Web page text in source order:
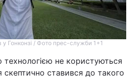
Гонконзі / Фото прес-служби 1+1
не користуються
скептично ставився до такого